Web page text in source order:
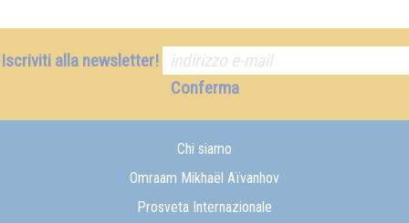
Iscriviti alla newsletter!
Conferma
Chi siamo
Omraam Mikhaël Aïvanhov
Prosveta Internazionale